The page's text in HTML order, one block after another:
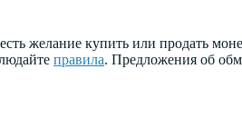
желание купить или продать
правила. Предложения об